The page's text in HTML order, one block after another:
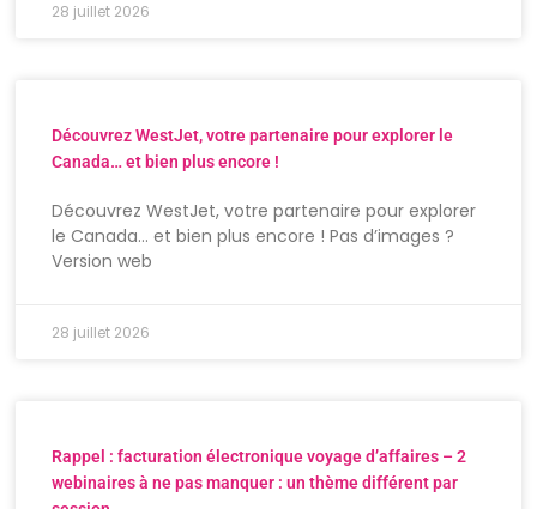
28 juillet 2026
Découvrez WestJet, votre partenaire pour explorer le
Canada… et bien plus encore !
Découvrez WestJet, votre partenaire pour explorer
le Canada… et bien plus encore ! Pas d’images ?
Version web
28 juillet 2026
Rappel : facturation électronique voyage d’affaires – 2
webinaires à ne pas manquer : un thème différent par